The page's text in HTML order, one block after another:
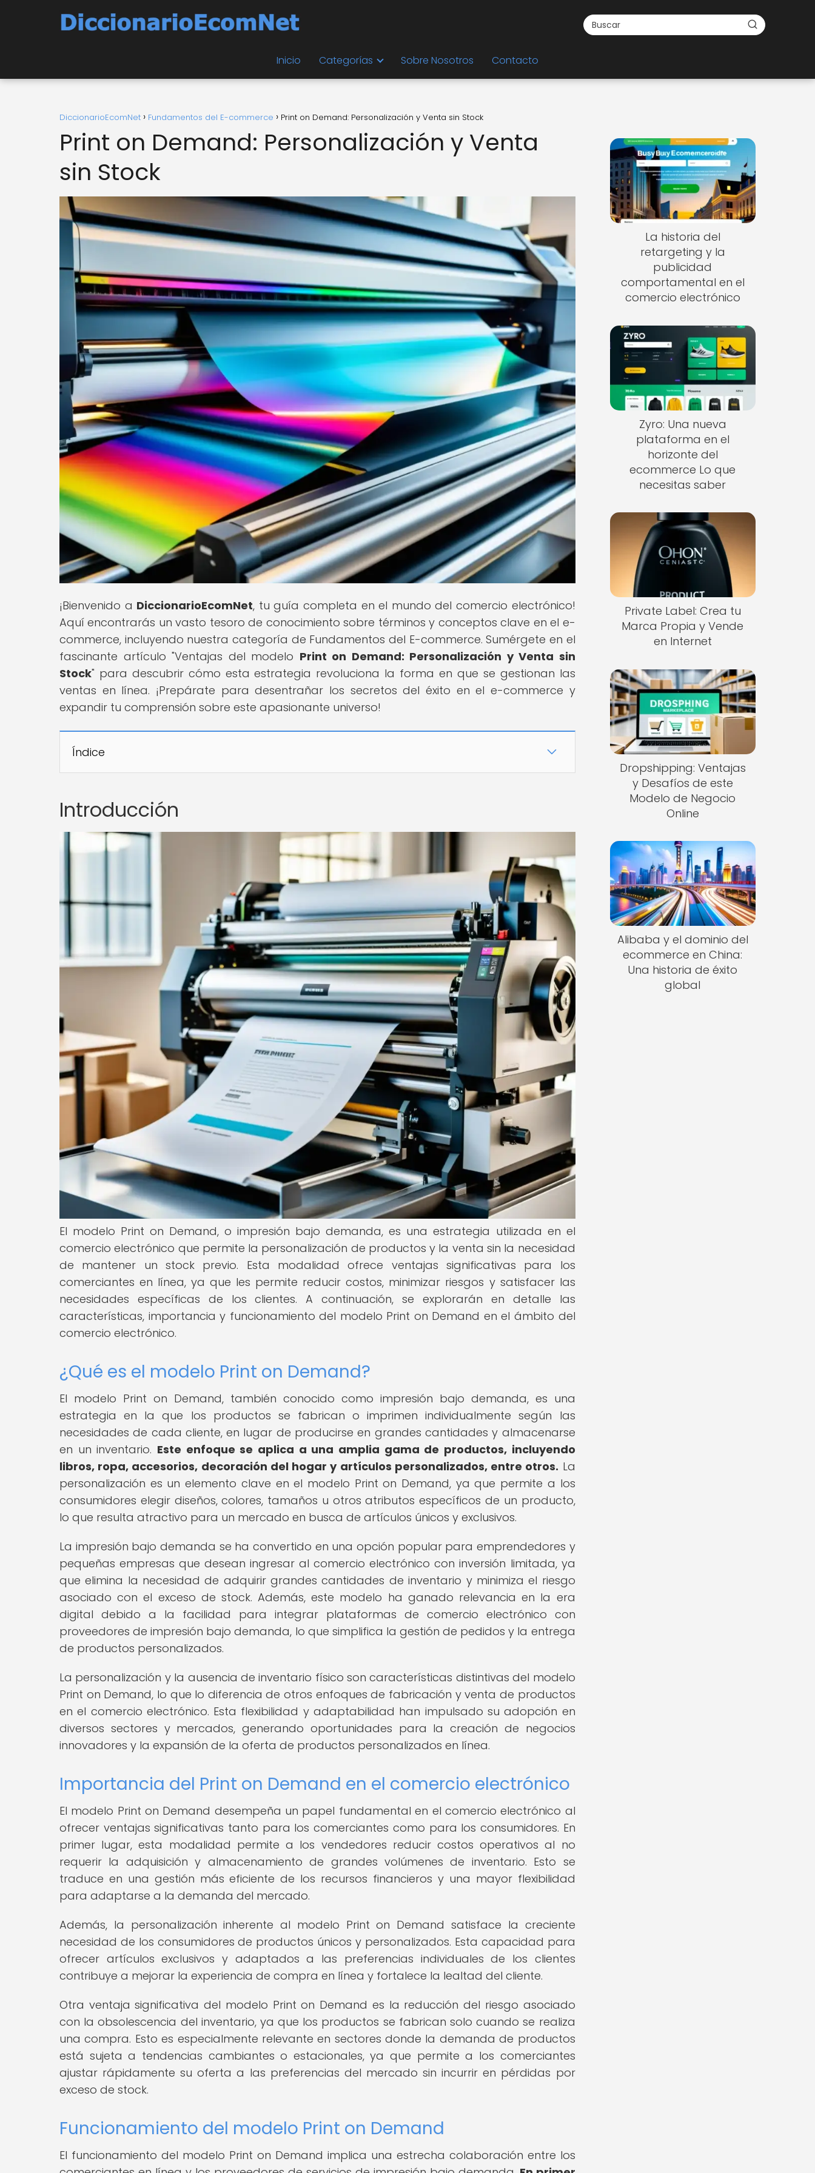
Inicio Categorías Sobre Nosotros Contacto
DiccionarioEcomNet Fundamentos del E-commerce Print on Demand: Personalización y Venta sin Stock
Print on Demand: Personalización y Venta
sin Stock
¡Bienvenido a DiccionarioEcomNet, tu guía completa en el mundo del comercio electrónico!
Aquí encontrarás un vasto tesoro de conocimiento sobre términos y conceptos clave en el e-
commerce, incluyendo nuestra categoría de Fundamentos del E-commerce. Sumérgete en el
fascinante artículo "Ventajas del modelo Print on Demand: Personalización y Venta sin
Stock" para descubrir cómo esta estrategia revoluciona la forma en que se gestionan las
ventas en línea. ¡Prepárate para desentrañar los secretos del éxito en el e-commerce y
expandir tu comprensión sobre este apasionante universo!
Índice
Introducción
El modelo Print on Demand, o impresión bajo demanda, es una estrategia utilizada en el
comercio electrónico que permite la personalización de productos y la venta sin la necesidad
de mantener un stock previo. Esta modalidad ofrece ventajas significativas para los
comerciantes en línea, ya que les permite reducir costos, minimizar riesgos y satisfacer las
necesidades específicas de los clientes. A continuación, se explorarán en detalle las
características, importancia y funcionamiento del modelo Print on Demand en el ámbito del
comercio electrónico.
¿Qué es el modelo Print on Demand?
El modelo Print on Demand, también conocido como impresión bajo demanda, es una
estrategia en la que los productos se fabrican o imprimen individualmente según las
necesidades de cada cliente, en lugar de producirse en grandes cantidades y almacenarse
en un inventario. Este enfoque se aplica a una amplia gama de productos, incluyendo
libros, ropa, accesorios, decoración del hogar y artículos personalizados, entre otros. La
personalización es un elemento clave en el modelo Print on Demand, ya que permite a los
consumidores elegir diseños, colores, tamaños u otros atributos específicos de un producto,
lo que resulta atractivo para un mercado en busca de artículos únicos y exclusivos.
La impresión bajo demanda se ha convertido en una opción popular para emprendedores y
pequeñas empresas que desean ingresar al comercio electrónico con inversión limitada, ya
que elimina la necesidad de adquirir grandes cantidades de inventario y minimiza el riesgo
asociado con el exceso de stock. Además, este modelo ha ganado relevancia en la era
digital debido a la facilidad para integrar plataformas de comercio electrónico con
proveedores de impresión bajo demanda, lo que simplifica la gestión de pedidos y la entrega
de productos personalizados.
La personalización y la ausencia de inventario físico son características distintivas del modelo
Print on Demand, lo que lo diferencia de otros enfoques de fabricación y venta de productos
en el comercio electrónico. Esta flexibilidad y adaptabilidad han impulsado su adopción en
diversos sectores y mercados, generando oportunidades para la creación de negocios
innovadores y la expansión de la oferta de productos personalizados en línea.
Importancia del Print on Demand en el comercio electrónico
El modelo Print on Demand desempeña un papel fundamental en el comercio electrónico al
ofrecer ventajas significativas tanto para los comerciantes como para los consumidores. En
primer lugar, esta modalidad permite a los vendedores reducir costos operativos al no
requerir la adquisición y almacenamiento de grandes volúmenes de inventario. Esto se
traduce en una gestión más eficiente de los recursos financieros y una mayor flexibilidad
para adaptarse a la demanda del mercado.
Además, la personalización inherente al modelo Print on Demand satisface la creciente
necesidad de los consumidores de productos únicos y personalizados. Esta capacidad para
ofrecer artículos exclusivos y adaptados a las preferencias individuales de los clientes
contribuye a mejorar la experiencia de compra en línea y fortalece la lealtad del cliente.
Otra ventaja significativa del modelo Print on Demand es la reducción del riesgo asociado
con la obsolescencia del inventario, ya que los productos se fabrican solo cuando se realiza
una compra. Esto es especialmente relevante en sectores donde la demanda de productos
está sujeta a tendencias cambiantes o estacionales, ya que permite a los comerciantes
ajustar rápidamente su oferta a las preferencias del mercado sin incurrir en pérdidas por
exceso de stock.
Funcionamiento del modelo Print on Demand
El funcionamiento del modelo Print on Demand implica una estrecha colaboración entre los
La historia del
retargeting y la
publicidad
comportamental en el
comercio electrónico
Zyro: Una nueva
plataforma en el
horizonte del
ecommerce Lo que
necesitas saber
Private Label: Crea tu
Marca Propia y Vende
en Internet
Dropshipping: Ventajas
y Desafíos de este
Modelo de Negocio
Online
Alibaba y el dominio del
ecommerce en China:
Una historia de éxito
global